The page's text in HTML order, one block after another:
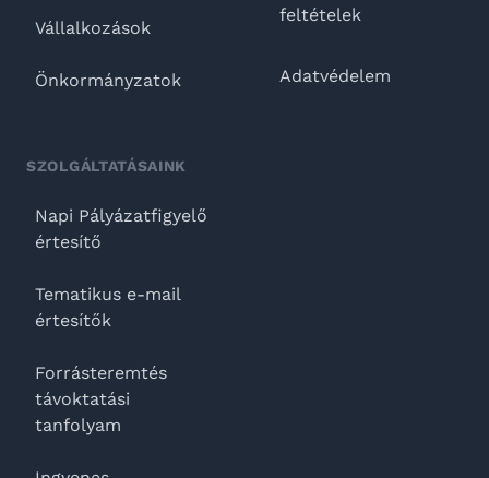
Vállalkozások
Önkormányzatok
SZOLGÁLTATÁSAINK
Napi Pályázatfigyelő
értesítő
Tematikus e-mail
értesítők
Forrásteremtés
távoktatási
tanfolyam
feltételek
Adatvédelem